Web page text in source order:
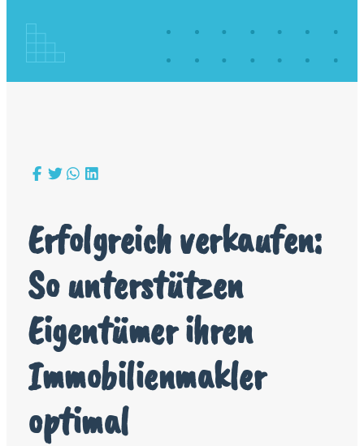
Erfolgreich verkaufen:
So unterstützen
Eigentümer ihren
Immobilienmakler
optimal